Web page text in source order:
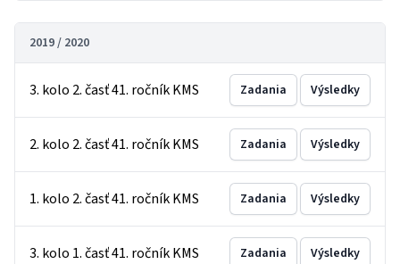
2019 / 2020
3. kolo 2. časť 41. ročník KMS Zadania Výsledky
2. kolo 2. časť 41. ročník KMS Zadania Výsledky
1. kolo 2. časť 41. ročník KMS Zadania Výsledky
3. kolo 1. časť 41. ročník KMS Zadania Výsledky